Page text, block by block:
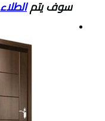
سوف يتمالطلاء